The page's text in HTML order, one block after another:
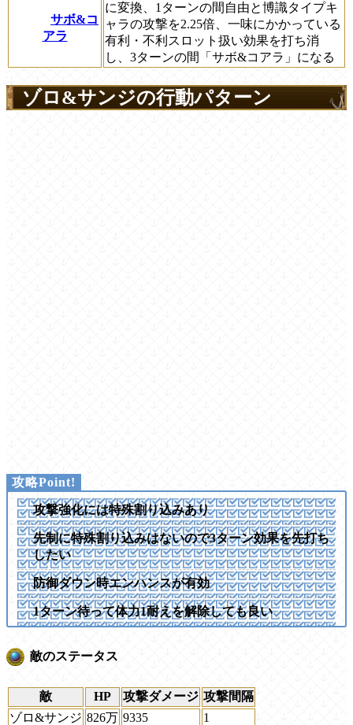
サボ&コ
アラ
に変換、1ターンの間自由と博識タイプキ
ャラの攻撃を2.25倍、一味にかかっている
有利・不利スロット扱い効果を打ち消
し、3ターンの間「サボ&コアラ」になる
ゾロ&サンジの行動パターン
攻撃強化には特殊割り込みあり
先制に特殊割り込みはないので3ターン効果を先打ち
したい
防御ダウン時エンハンスが有効
1ターン待って体力1耐えを解除しても良い
敵のステータス
敵 HP 攻撃ダメージ 攻撃間隔
ゾロ&サンジ 826万 9335 1